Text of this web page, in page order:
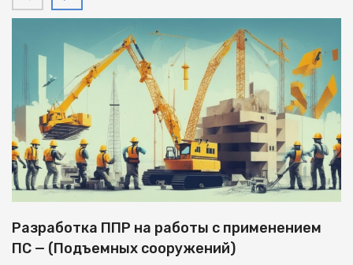
Разработка ППР на работы с применением
ПС — (Подъемных сооружений)